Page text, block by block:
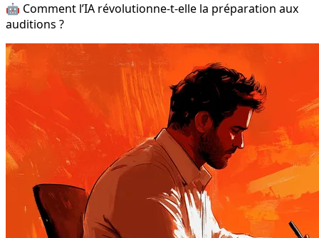
🤖 Comment l’IA révolutionne-t-elle la préparation aux
auditions ?